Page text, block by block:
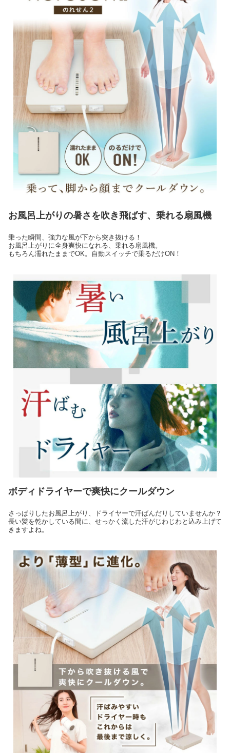
お風呂上がりの暑さを吹き飛ばす、乗れる扇風機
乗った瞬間、強力な風が下から突き抜ける！
お風呂上がりに全身爽快になれる、乗れる扇風機。
もちろん濡れたままでOK。自動スイッチで乗るだけON！
ボディドライヤーで爽快にクールダウン
さっぱりしたお風呂上がり、ドライヤーで汗ばんだりしていませんか？
長い髪を乾かしている間に、せっかく流した汗がじわじわと込み上げて
きますよね。